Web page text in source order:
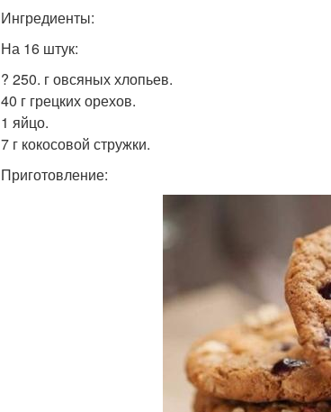
Ингредиенты:
На 16 штук:
? 250. г овсяных хлопьев.
40 г грецких орехов.
1 яйцо.
7 г кокосовой стружки.
Приготовление: